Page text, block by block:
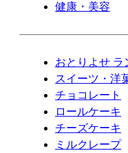
健康・美容
おとりよせ ラ
スイーツ・洋
チョコレート
ロールケーキ
チーズケーキ
ミルクレープ